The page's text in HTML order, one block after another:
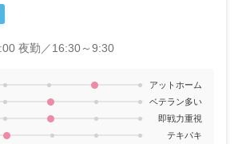
夜勤／16:30～9:30
アットホーム
ベテラン多い
即戦力重視
テキパキ